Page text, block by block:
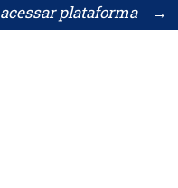
acessar plataforma →